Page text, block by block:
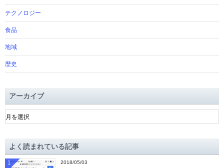
テクノロジー
食品
地域
歴史
アーカイブ
ア
ー
ブよく読まれている記事
2018/05/03
1